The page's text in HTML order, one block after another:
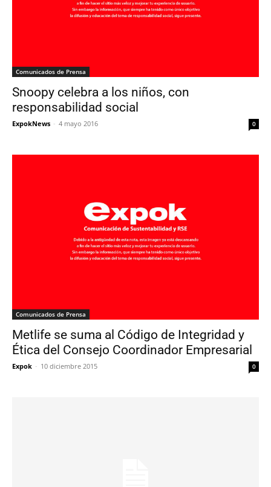
Comunicados de Prensa
Snoopy celebra a los niños, con
responsabilidad social
ExpokNews - 4 mayo 2016 0
Comunicados de Prensa
Metlife se suma al Código de Integridad y
Ética del Consejo Coordinador Empresarial
Expok - 10 diciembre 2015 0